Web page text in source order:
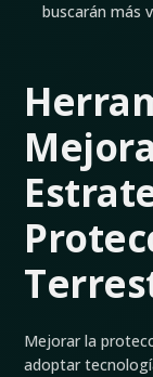
buscarán más
Mejorar la
adoptar